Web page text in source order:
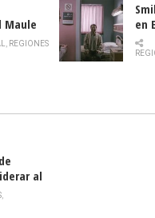
Maule
de la
, REGIONES
en
al
,